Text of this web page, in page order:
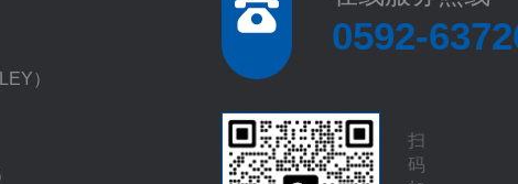
）
0592-
扫
码